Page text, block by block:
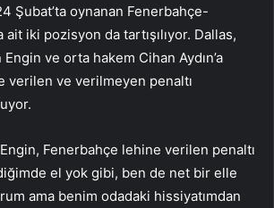
Şubat’ta oynanan Fenerbahçe-
ait iki pozisyon da tartışılıyor. Dallas,
ve orta hakem Cihan Aydın’a
verilen ve verilmeyen penaltı
Fenerbahçe lehine verilen penaltı
el yok gibi, ben de net bir elle
ama benim odadaki hissiyatımdan